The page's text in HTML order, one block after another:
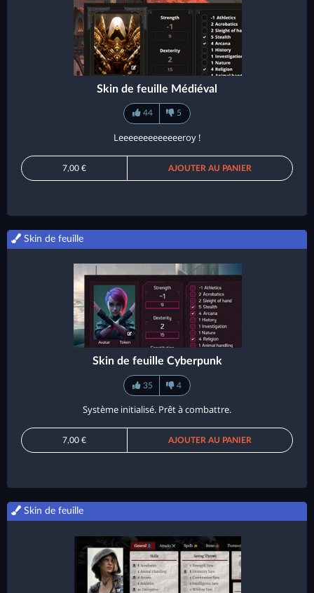
Skin de feuille Médiéval
44 5
Leeeeeeeeeeeeeroy !
7,00 € AJOUTER AU PANIER
Skin de feuille
Skin de feuille Cyberpunk
35 4
Système initialisé. Prêt à combattre.
7,00 € AJOUTER AU PANIER
Skin de feuille